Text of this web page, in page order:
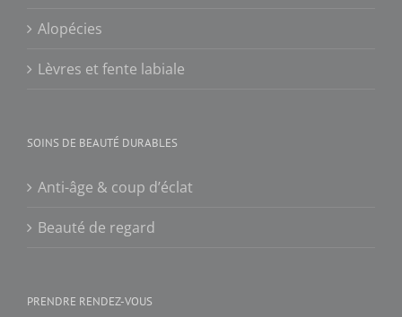
Alopécies
Lèvres et fente labiale
SOINS DE BEAUTÉ DURABLES
Anti-âge & coup d’éclat
Beauté de regard
PRENDRE RENDEZ-VOUS